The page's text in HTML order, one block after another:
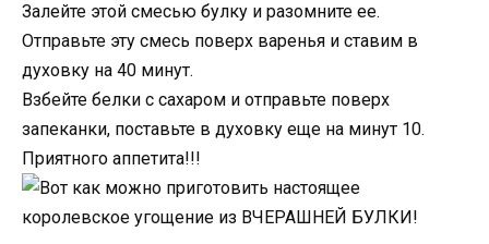
Залейте этой смесью булку и разомните ее.
Отправьте эту смесь поверх варенья и ставим в
духовку на 40 минут.
Взбейте белки с сахаром и отправьте поверх
запеканки, поставьте в духовку еще на минут 10.
Приятного аппетита!!!